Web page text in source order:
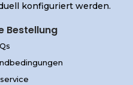
konfiguriert werden.
Bestellung